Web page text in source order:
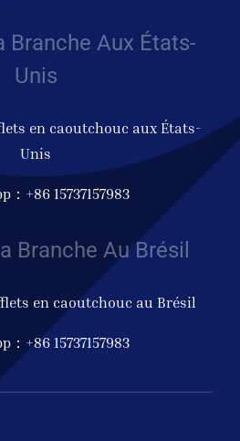
Branche Aux États-
Unis
en caoutchouc aux États-
Unis
：+86 15737157983
Branche Au Brésil
en caoutchouc au Brésil
：+86 15737157983